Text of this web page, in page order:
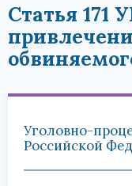
Статья 171
Уголовно-
Российской